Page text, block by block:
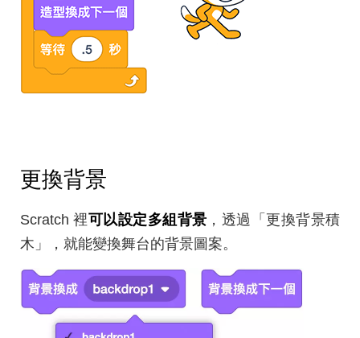
更換背景
Scratch 裡可以設定多組背景 ，透過「更換背景積
木」，就能變換舞台的背景圖案。